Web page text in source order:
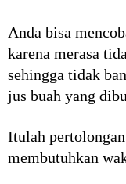
Anda bisa
karena merasa
sehingga tidak
jus buah yang
Itulah
membutuhkan